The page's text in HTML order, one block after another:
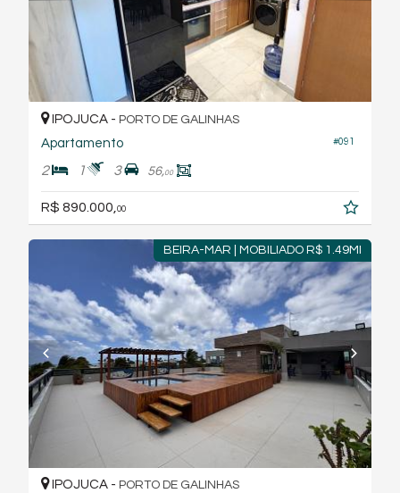
#091
IPOJUCA - PORTO DE GALINHAS
Apartamento
2 1 3 56,00
R$ 890.000, 00
BEIRA-MAR | MOBILIADO R$ 1.49MI
IPOJUCA - PORTO DE GALINHAS